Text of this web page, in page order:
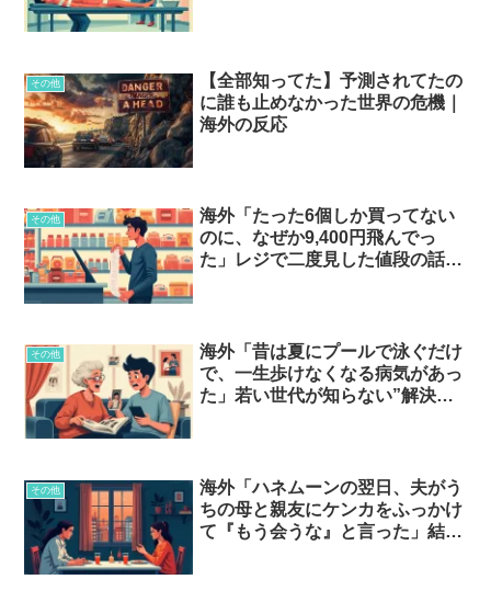
その他
【全部知ってた】予測されてたの
に誰も止めなかった世界の危機｜
海外の反応
その他
海外「たった6個しか買ってない
のに、なぜか9,400円飛んでっ
た」レジで二度見した値段の話…
その他
海外「昔は夏にプールで泳ぐだけ
で、一生歩けなくなる病気があっ
た」若い世代が知らない”解決さ
その他
海外「ハネムーンの翌日、夫がう
ちの母と親友にケンカをふっかけ
て『もう会うな』と言った」結婚